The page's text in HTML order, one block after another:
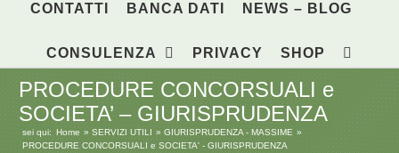
CONTATTI BANCA DATI NEWS – BLOG
CONSULENZA PRIVACY SHOP
PROCEDURE CONCORSUALI e
SOCIETA’ – GIURISPRUDENZA
sei qui: Home SERVIZI UTILI
GIURISPRUDENZA - MASSIME
PROCEDURE CONCORSUALI e SOCIETA' - GIURISPRUDENZA